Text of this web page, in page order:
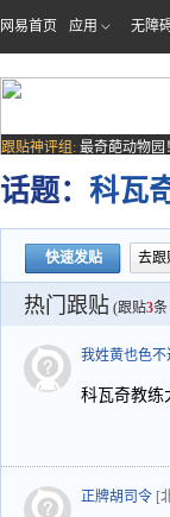
网易首页 应用 无障
跟贴神评组: 最奇葩动物园
场子
话题： 科瓦
快速发贴 去跟
热门跟贴 (跟贴3条
我姓黄也色不
科瓦奇教练
正牌胡司令 [